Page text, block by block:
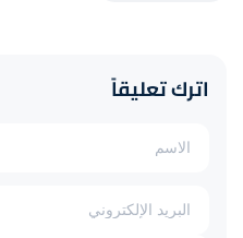
اترك تعليقاً